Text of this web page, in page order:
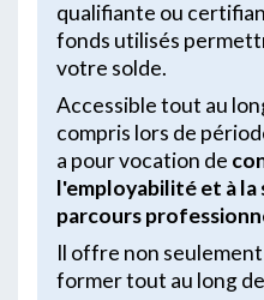
qualifiante ou
fonds utilisés
votre solde.
Accessible tout au
compris lors de
a pour vocation de
l'employabilité et à
parcours
Il offre non
former tout au long